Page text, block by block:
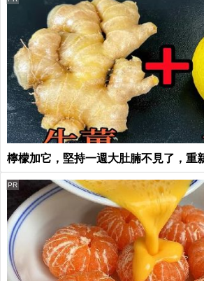
檸檬加它，堅持一週大肚腩不見了，重
PR